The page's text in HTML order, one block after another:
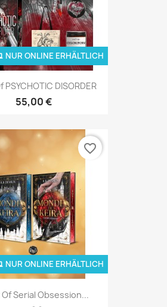
PSYCHOTIC DISORDER
55,00 €
NUR ONLINE ERHÄLTLICH
Serial Obsession...
NUR ONLINE ERHÄLTLICH
favorite_border